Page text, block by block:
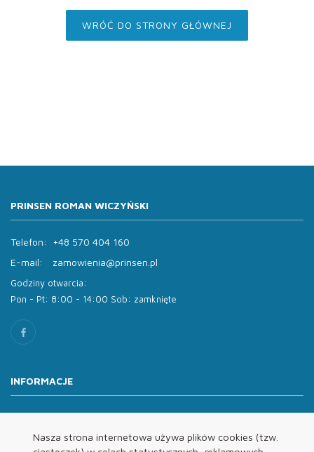
Nasza strona internetowa używa plików cookies (tzw.
WRÓĆ DO STRONY GŁÓWNEJ
PRINSEN ROMAN WICZYŃSKI
Telefon:
+48 570 404 160
E-mail:
zamowienia@prinsen.pl
Godziny otwarcia:
Pon - Pt: 8:00 - 14:00 Sob: zamknięte
INFORMACJE
Oferta